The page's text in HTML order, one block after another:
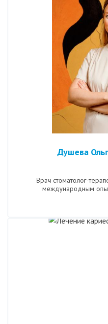
Душева
Врач стоматолог-
международным